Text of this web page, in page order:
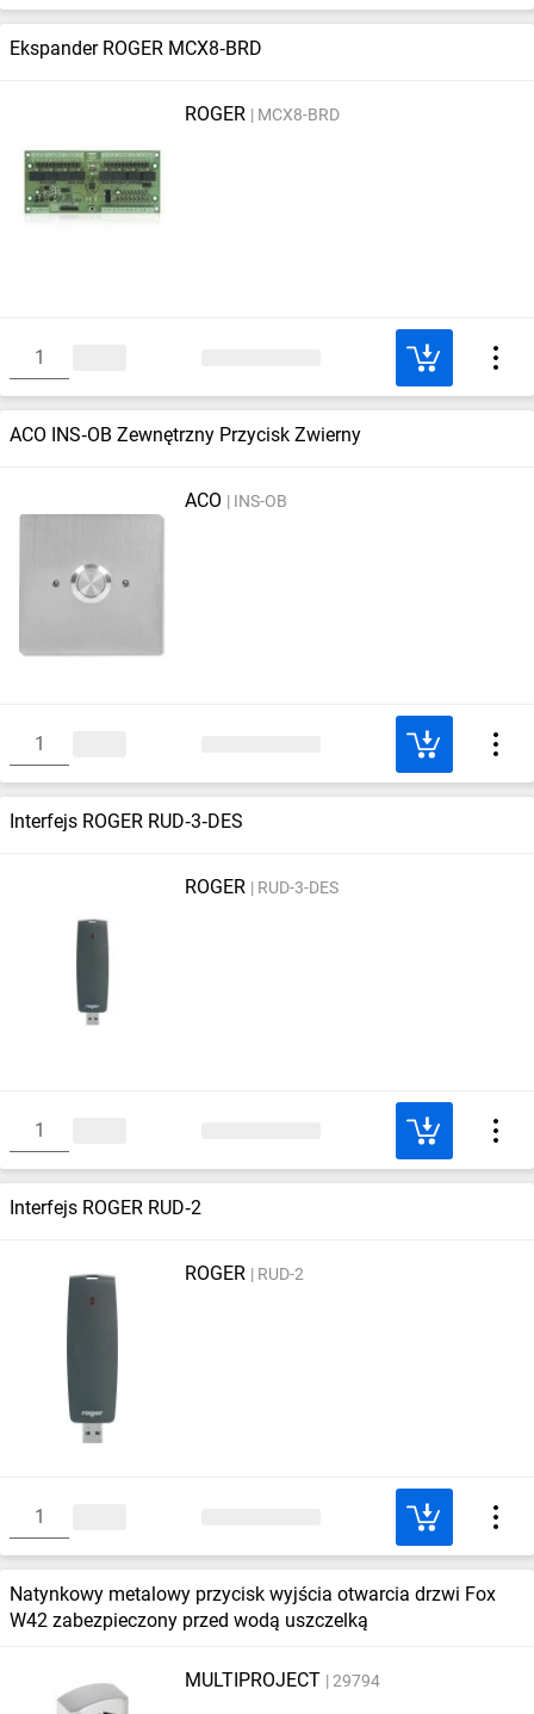
Ekspander ROGER MCX8‑BRD
ROGER MCX8-BRD
ACO INS‑OB Zewnętrzny Przycisk Zwierny
ACO INS-OB
Interfejs ROGER RUD‑3‑DES
ROGER RUD-3-DES
Interfejs ROGER RUD‑2
ROGER RUD-2
Natynkowy metalowy przycisk wyjścia otwarcia drzwi Fox
W42 zabezpieczony przed wodą uszczelką
MULTIPROJECT 29794